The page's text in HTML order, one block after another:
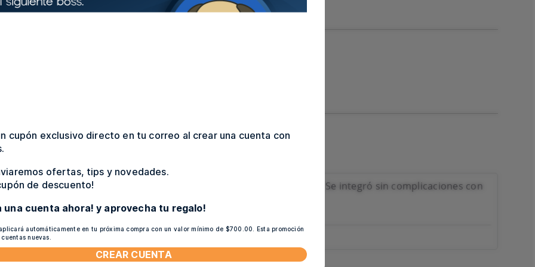
epson - magenta, inyección de tinta. Rendimiento y calidad de 10. Se integró sin complicaciones con
nuevo tras varias semanas.
útil esta opinión?
cupón exclusivo directo en tu correo al crear una cuenta con
ofertas, tips y novedades.
de descuento!
una cuenta ahora! y aprovecha tu regalo!
automáticamente en tu próxima compra con un valor mínimo de $700.00. Esta promoción
nuevas.
CREAR CUENTA